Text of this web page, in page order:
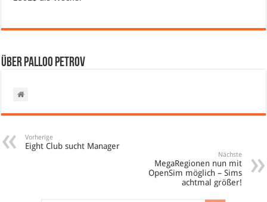
Über Palloo Petrov
Vorherige
Eight Club sucht Manager
Nächste
MegaRegionen nun mit
OpenSim möglich – Sims
achtmal größer!